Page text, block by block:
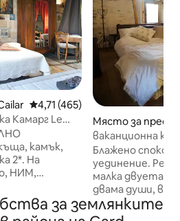
Средна оценка: 4,71 от 5,
4,71 (465)
Камарг Le
камък,
2*. На
НИМ,
стаи.
Място за
-Étienne-Vallée-
ваканционна
Севен
Блажено
уединение.
малка
двама души, във
от 94 акра
възвишено
за землянките